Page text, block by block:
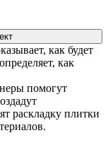
как будет
как
помогут
раскладку плитки